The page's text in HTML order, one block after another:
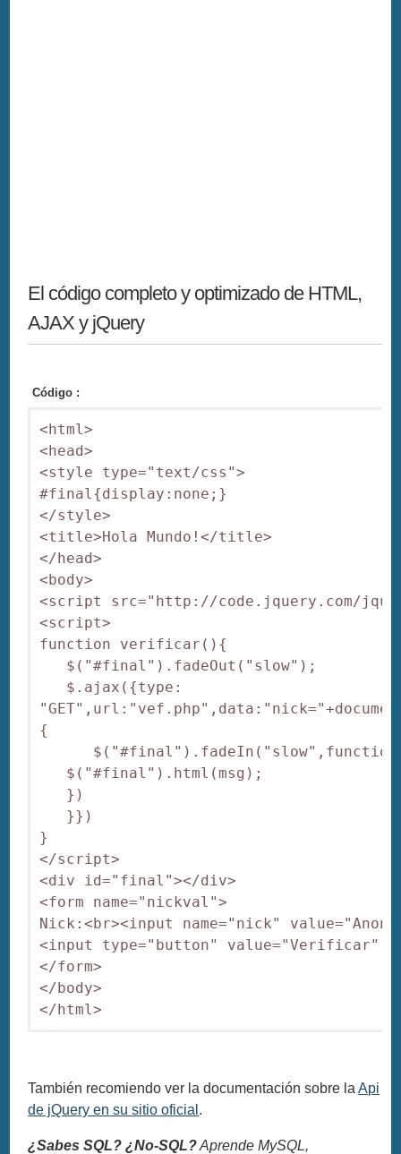
El código completo y optimizado de HTML,
AJAX y jQuery
Código :
<html>
<head>
<style type="text/css">
#final{display:none;}
</style>
<title>Hola Mundo!</title>
</head>
<body>
<script src="http://code.jquery.com/
<script>
function verificar(){
$("#final").fadeOut("slow");
$.ajax({type:
{
$("#final").html(msg);
})
}})
}
</script>
<div id="final"></div>
<form name="nickval">
Nick:<br><input name="nick"
<input type="button" value="Verificar"
</form>
</body>
También recomiendo ver la documentación sobre laApi
de jQuery en su sitio oficial .
¿Sabes SQL? ¿No-SQL?Aprende MySQL,